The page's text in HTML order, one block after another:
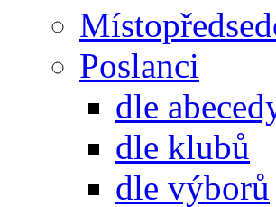
Poslanci
dle
dle klubů
dle výborů